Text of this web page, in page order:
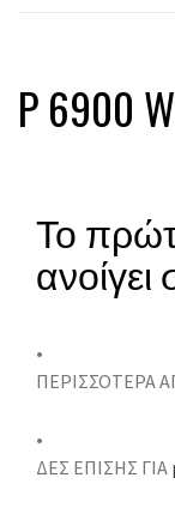
P 6900
Το
•
ΠΕΡΙΣΣΟΤΕΡΑ
•
ΔΕΣ ΕΠΙΣΗΣ ΓΙΑ